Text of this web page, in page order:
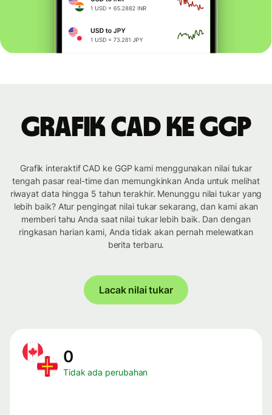
Grafik CAD ke GGP
Grafik interaktif CAD ke GGP kami menggunakan nilai tukar
tengah pasar real-time dan memungkinkan Anda untuk melihat
riwayat data hingga 5 tahun terakhir. Menunggu nilai tukar yang
lebih baik? Atur pengingat nilai tukar sekarang, dan kami akan
memberi tahu Anda saat nilai tukar lebih baik. Dan dengan
ringkasan harian kami, Anda tidak akan pernah melewatkan
berita terbaru.
Lacak nilai tukar
0
Tidak ada perubahan